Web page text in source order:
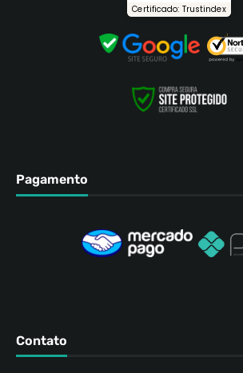
Certificado: Trustindex
Pagamento
Contato